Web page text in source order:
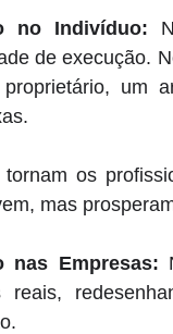
no Indivíduo:
de execução.
proprietário, um
os
mas
nas Empresas:
reais,